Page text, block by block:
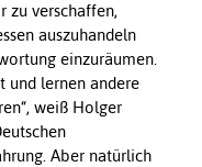
zu verschaffen,
auszuhandeln
einzuräumen.
und lernen andere
weiß Holger
Aber natürlich